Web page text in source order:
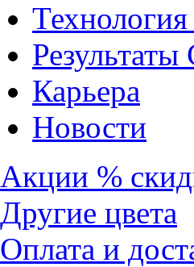
Карьера
Новости
Акции %
Другие цвета
Оплата и